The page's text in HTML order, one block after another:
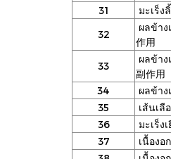
31
มะเร็ง
32
ผลข้า
作用
33
ผลข้า
副作用
34 ผลข้า
35
เส้นเ
36
มะเร็ง
37
เนื้อง